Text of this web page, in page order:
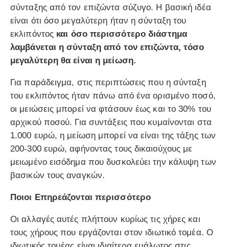
σύνταξης από τον επιζώντα σύζυγο. Η βασική ιδέα
είναι ότι όσο μεγαλύτερη ήταν η σύνταξη του
εκλιπόντος και όσο περισσότερο διάστημα
λαμβάνεται η σύνταξη από τον επιζώντα, τόσο
μεγαλύτερη θα είναι η μείωση.
Για παράδειγμα, στις περιπτώσεις που η σύνταξη
του εκλιπόντος ήταν πάνω από ένα ορισμένο ποσό,
οι μειώσεις μπορεί να φτάσουν έως και το 30% του
αρχικού ποσού. Για συντάξεις που κυμαίνονται στα
1.000 ευρώ, η μείωση μπορεί να είναι της τάξης των
200-300 ευρώ, αφήνοντας τους δικαιούχους με
μειωμένο εισόδημα που δυσκολεύει την κάλυψη των
βασικών τους αναγκών.
Ποιοι Επηρεάζονται περισσότερο
Οι αλλαγές αυτές πλήττουν κυρίως τις χήρες και
τους χήρους που εργάζονται στον ιδιωτικό τομέα. Ο